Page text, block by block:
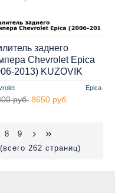
Epica
заднего
Chevrolet Epica
2013) KUZOVIK
руб. 8650 руб.
8
9
262 страниц)